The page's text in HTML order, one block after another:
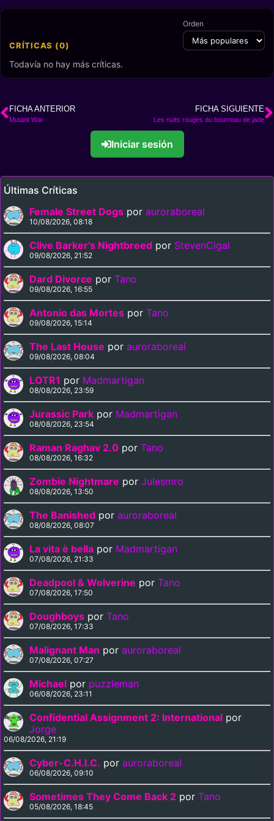
CRÍTICAS (0)
Orden
Todavía no hay más críticas.
FICHA ANTERIOR
Mutant War
FICHA SIGUIENTE
Les nuits rouges du bourreau de jade
Iniciar sesión
Últimas Críticas
Female Street Dogs por auroraboreal
10/08/2026, 08:18
Clive Barker's Nightbreed por StevenCigal
09/08/2026, 21:52
Dard Divorce por Tano
09/08/2026, 16:55
Antonio das Mortes por Tano
09/08/2026, 15:14
The Last House por auroraboreal
09/08/2026, 08:04
LOTR1 por Madmartigan
08/08/2026, 23:59
Jurassic Park por Madmartigan
08/08/2026, 23:54
Raman Raghav 2.0 por Tano
08/08/2026, 16:32
Zombie Nightmare por Julesmro
08/08/2026, 13:50
The Banished por auroraboreal
08/08/2026, 08:07
La vita è bella por Madmartigan
07/08/2026, 21:33
Deadpool & Wolverine por Tano
07/08/2026, 17:50
Doughboys por Tano
07/08/2026, 17:33
Malignant Man por auroraboreal
07/08/2026, 07:27
Michael por puzzleman
06/08/2026, 23:11
Confidential Assignment 2: International por
Jorge
06/08/2026, 21:19
Cyber-C.H.I.C. por auroraboreal
06/08/2026, 09:10
Sometimes They Come Back 2 por Tano
05/08/2026, 18:45